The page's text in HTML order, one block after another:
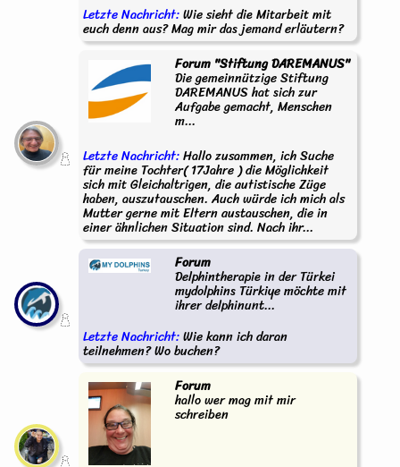
Letzte Nachricht:Wie sieht die Mitarbeit mit
euch denn aus? Mag mir das jemand erläutern?
Forum "Stiftung DAREMANUS"
Die gemeinnützige Stiftung
DAREMANUS hat sich zur
Aufgabe gemacht, Menschen
m...
Letzte Nachricht:Hallo zusammen, ich Suche
für meine Tochter( 17Jahre ) die Möglichkeit
sich mit Gleichaltrigen, die autistische Züge
haben, auszutauschen. Auch würde ich mich als
Mutter gerne mit Eltern austauschen, die in
einer ähnlichen Situation sind. Nach ihr...
Forum
Delphintherapie in der Türkei
mydolphins Türkiye möchte mit
ihrer delphinunt...
Letzte Nachricht:Wie kann ich daran
teilnehmen? Wo buchen?
Forum
hallo wer mag mit mir
schreiben